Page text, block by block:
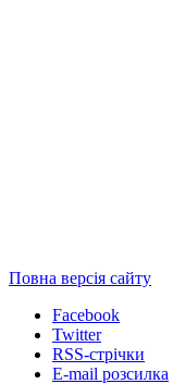
Повна версія сайту
Facebook
Twitter
RSS-стрічки
E-mail розсилка